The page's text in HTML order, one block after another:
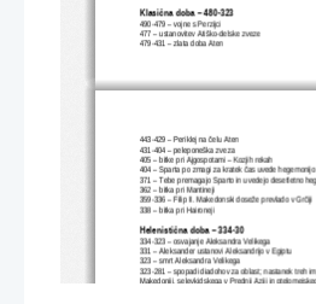
Klasična doba – 480-323
490-479 – vojne s Perzijci
477 – ustanovitev Atiško-delske zveze
479-431 – zlata doba Aten
443-429 – Periklej na čelu Aten
431-404 – peleponeška zveza
405 – bitke pri Ajgospotami – Kozjih rekah
404 – Sparta po zmagi za kratek čas uvede hegemonijo
371 – Tebe premagajo Sparto in uvedejo desetletno
362 – bitka pri Mantineji
359-336 – Filip II. Makedonski doseže prevlado v Grčiji
338 – bitka pri Haironeji
Helenistična doba – 334-30
334-323 – osvajanje Aleksandra Velikega
331 – Aleksander ustanovi Aleksandrijo v Egiptu
323 – smrt Aleksandra Velikega
323-281 – spopadi diadohov za oblast; nastanek treh
Makedoniji, selevkidskega v Prednji Aziji in